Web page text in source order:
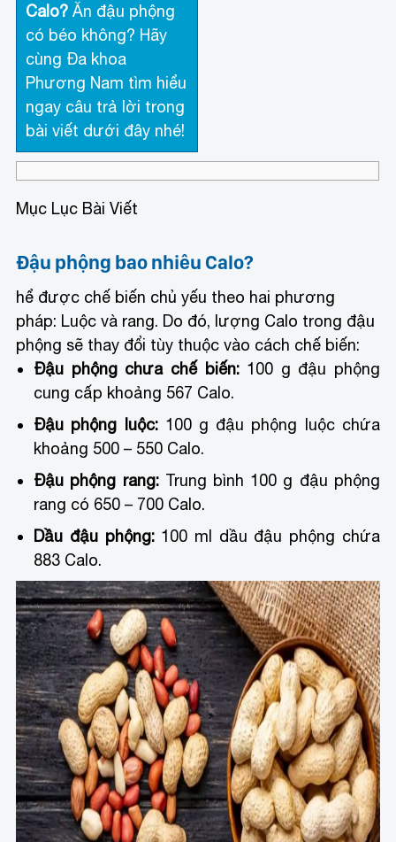
Calo? Ăn đậu phộng
có béo không? Hãy
cùng Đa khoa
Phương Nam tìm hiểu
ngay câu trả lời trong
bài viết dưới đây nhé!
Mục Lục Bài Viết
Đậu phộng bao nhiêu Calo?
hể được chế biến chủ yếu theo hai phương
pháp: Luộc và rang. Do đó, lượng Calo trong đậu
phộng sẽ thay đổi tùy thuộc vào cách chế biến:
Đậu phộng chưa chế biến:100 g đậu phộng
cung cấp khoảng 567 Calo.
Đậu phộng luộc:100 g đậu phộng luộc chứa
khoảng 500 – 550 Calo.
Đậu phộng rang:Trung bình 100 g đậu phộng
rang có 650 – 700 Calo.
Dầu đậu phộng:100 ml dầu đậu phộng chứa
883 Calo.